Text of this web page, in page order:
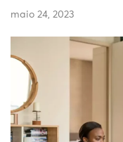
maio 24, 2023